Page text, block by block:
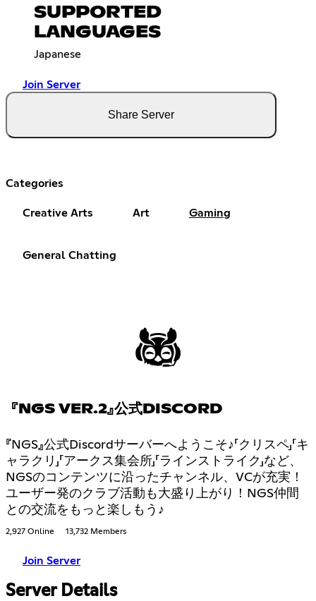
SUPPORTED
LANGUAGES
Japanese
Join Server
Share Server
Categories
Creative Arts Art Gaming
General Chatting
『NGS VER.2』公式DISCORD
『NGS』公式Discordサーバーへようこそ♪「クリスペ」「キ
ャラクリ」「アークス集会所」「ラインストライク」など、
NGSのコンテンツに沿ったチャンネル、VCが充実！
ユーザー発のクラブ活動も大盛り上がり！NGS仲間
との交流をもっと楽しもう♪
2,927 Online 13,732 Members
Join Server
Server Details